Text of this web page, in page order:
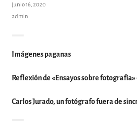
junio 16, 2020
admin
Imágenes paganas
Reflexión de «Ensayos sobre fotografía»
Carlos Jurado, un fotógrafo fuera de